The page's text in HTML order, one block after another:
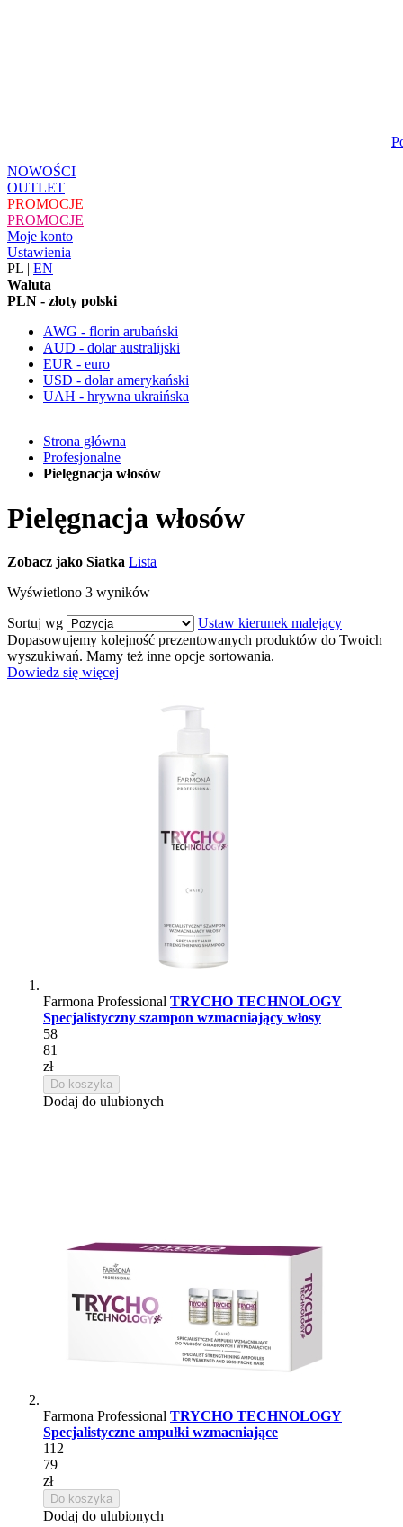
NOWOŚCI
OUTLET
PROMOCJE
PROMOCJE
Moje konto
Ustawienia
PL | EN
Waluta
PLN - złoty polski
AWG - florin arubański
AUD - dolar australijski
EUR - euro
USD - dolar amerykański
UAH - hrywna ukraińska
Strona główna
Profesjonalne
Pielęgnacja włosów
Pielęgnacja włosów
Zobacz jako Siatka Lista
Wyświetlono 3 wyników
Sortuj wg
Ustaw kierunek malejący
Dopasowujemy kolejność prezentowanych produktów do Twoich
wyszukiwań. Mamy też inne opcje sortowania.
Dowiedz się więcej
Farmona Professional TRYCHO TECHNOLOGY
Specjalistyczny szampon wzmacniający włosy
58
81
zł
Do koszyka
Dodaj do ulubionych
Farmona Professional TRYCHO TECHNOLOGY
Specjalistyczne ampułki wzmacniające
112
79
zł
Do koszyka
Dodaj do ulubionych